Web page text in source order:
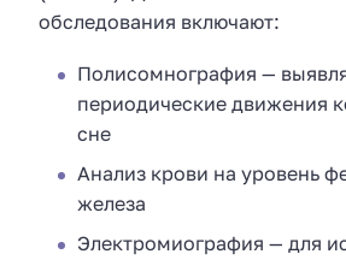
обследования включают:
Полисомнография —
периодические движения
сне
Анализ крови на уровень
железа
Электромиография — для